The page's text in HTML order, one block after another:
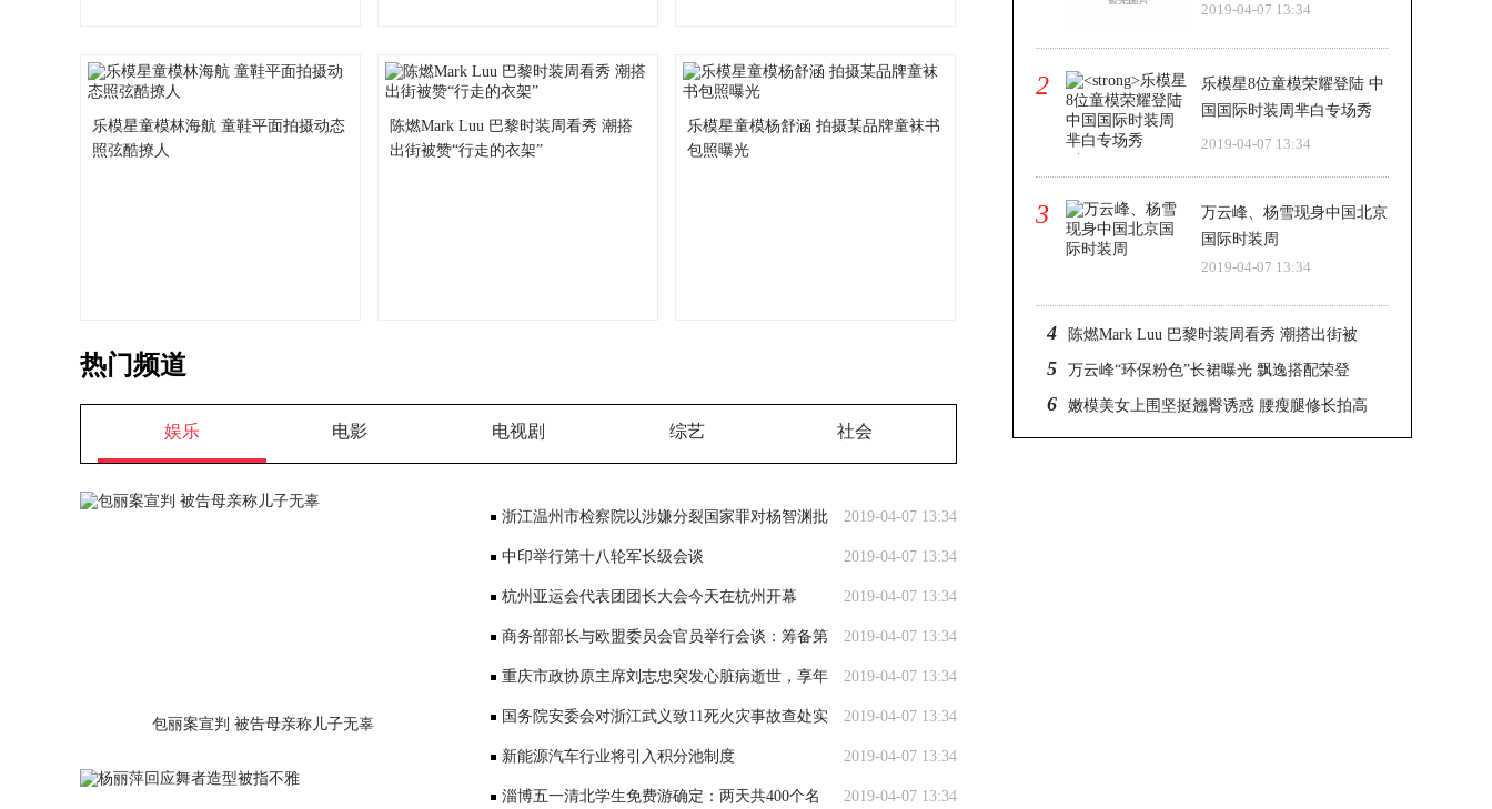
乐模星童模林海航 童鞋平面拍摄动态
照弦酷撩人
陈燃Mark Luu 巴黎时装周看秀 潮搭
出街被赞“行走的衣架”
乐模星童模杨舒涵 拍摄某品牌童袜书
包照曝光
热门频道
娱乐 电影 电视剧 综艺 社会
包丽案宣判 被告母亲称儿子无辜
2019-04-07 13:34
浙江温州市检察院以涉嫌分裂国家罪对杨智渊批
准逮捕 2019-04-07 13:34
中印举行第十八轮军长级会谈
2019-04-07 13:34
杭州亚运会代表团团长大会今天在杭州开幕
2019-04-07 13:34
商务部部长与欧盟委员会官员举行会谈：筹备第
十次中欧经贸高层对话 2019-04-07 13:34
重庆市政协原主席刘志忠突发心脏病逝世，享年
81岁 2019-04-07 13:34
国务院安委会对浙江武义致11死火灾事故查处实
行挂牌督办 2019-04-07 13:34
新能源汽车行业将引入积分池制度
2019-04-07 13:34
淄博五一清北学生免费游确定：两天共400个名
2019-04-07 13:34
2
乐模星8位童模荣耀登陆 中
国国际时装周芈白专场秀
2019-04-07 13:34
3
万云峰、杨雪现身中国北京
国际时装周
2019-04-07 13:34
4 陈燃Mark Luu 巴黎时装周看秀 潮搭出街被
赞“行走的衣架”
5 万云峰“环保粉色”长裙曝光 飘逸搭配荣登
VOGUE
6 嫩模美女上围坚挺翘臀诱惑 腰瘦腿修长拍高
清时尚大片写真